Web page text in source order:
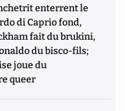
enterrent le
di Caprio fond,
fait du brukini,
du bisco-fils;
joue du
queer